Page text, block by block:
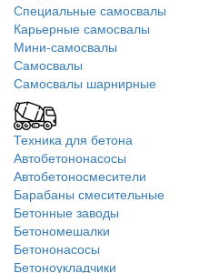
Специальные самосвалы
Карьерные самосвалы
Мини-самосвалы
Самосвалы
Самосвалы шарнирные
Техника для бетона
Автобетононасосы
Автобетоносмесители
Барабаны смесительные
Бетонные заводы
Бетономешалки
Бетононасосы
Бетоноукладчики